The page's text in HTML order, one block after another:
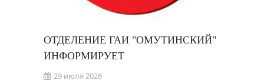
ОТДЕЛЕНИЕ ГАИ "ОМУТИНСКИЙ"
ИНФОРМИРУЕТ
29 июля 2026